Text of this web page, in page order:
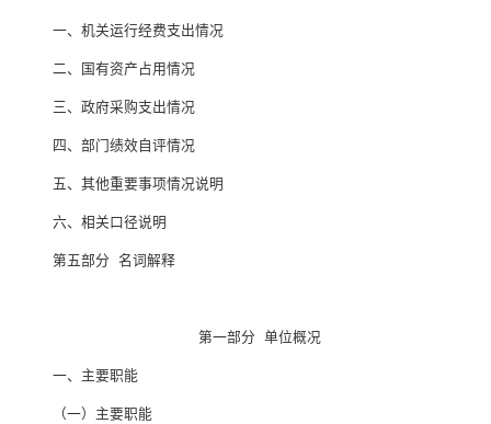
一、机关运行经费支出情况
二、国有资产占用情况
三、政府采购支出情况
四、部门绩效自评情况
五、其他重要事项情况说明
六、相关口径说明
第五部分 名词解释
第一部分 单位概况
一、主要职能
（一）主要职能